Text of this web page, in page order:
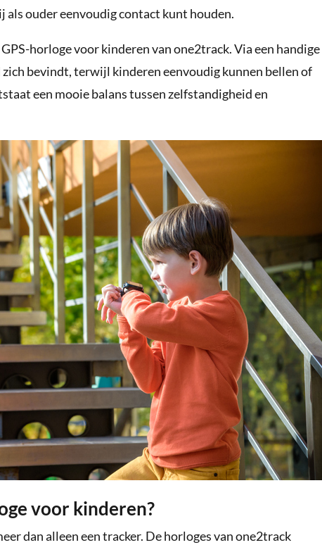
ouder eenvoudig contact kunt houden.
horloge voor kinderen van one2track. Via een handige
bevindt, terwijl kinderen eenvoudig kunnen bellen of
een mooie balans tussen zelfstandigheid en
voor kinderen?
dan alleen een tracker. De horloges van one2track